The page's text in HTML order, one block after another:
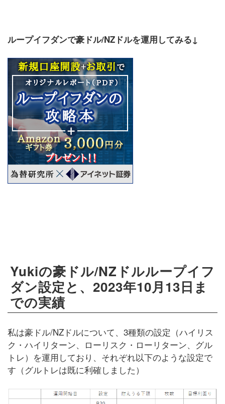
ループイフダンで豪ドル/NZドルを運用してみる↓
Yukiの豪ドル/NZドルループイフ
ダン設定と、2023年10月13日ま
での実績
私は豪ドル/NZドルについて、3種類の設定（ハイリス
ク・ハイリターン、ローリスク・ローリターン、グル
トレ）を運用しており、それぞれ以下のような設定で
す（グルトレは既に利確しました）